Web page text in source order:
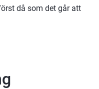
då som det går att